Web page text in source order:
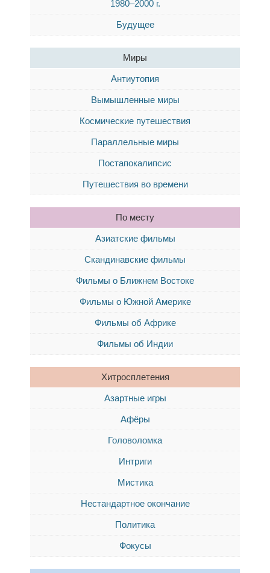
1980–2000 г.
Будущее
Миры
Антиутопия
Вымышленные миры
Космические путешествия
Параллельные миры
Постапокалипсис
Путешествия во времени
По месту
Азиатские фильмы
Скандинавские фильмы
Фильмы о Ближнем Востоке
Фильмы о Южной Америке
Фильмы об Африке
Фильмы об Индии
Хитросплетения
Азартные игры
Афёры
Головоломка
Интриги
Мистика
Нестандартное окончание
Политика
Фокусы